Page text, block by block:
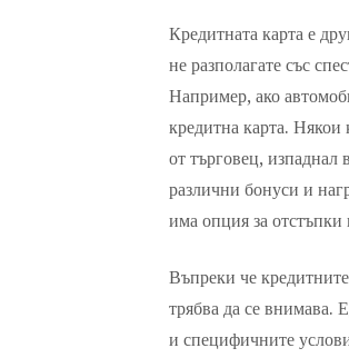
Кредитната карта е
не разполагате със
Например, ако
кредитна карта. Някои
от търговец, изпаднал
различни бонуси и
има опция за
Въпреки че
трябва да се внимава.
и специфичните